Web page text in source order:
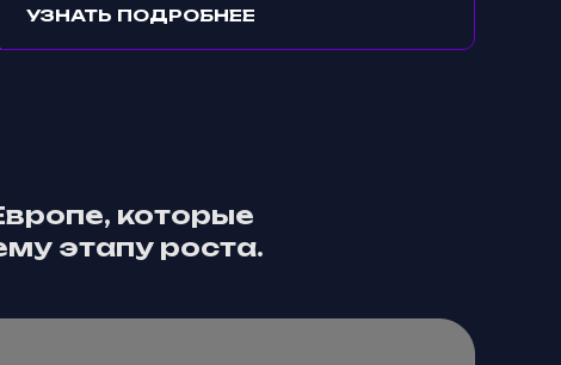
УЗНАТЬ ПОДРОБНЕЕ
которые
этапу роста.